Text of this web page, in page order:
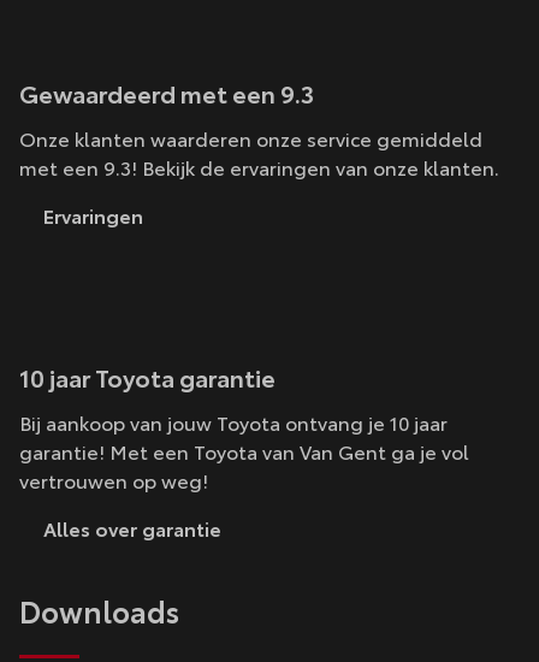
Gewaardeerd met een 9.3
Onze klanten waarderen onze service gemiddeld
met een 9.3! Bekijk de ervaringen van onze klanten.
Ervaringen
10 jaar Toyota garantie
Bij aankoop van jouw Toyota ontvang je 10 jaar
garantie! Met een Toyota van Van Gent ga je vol
vertrouwen op weg!
Alles over garantie
Downloads